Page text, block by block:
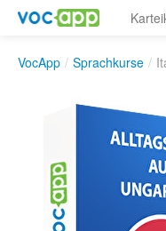
VocApp / Sprachkurse /